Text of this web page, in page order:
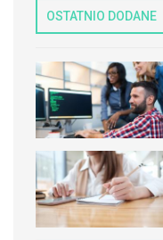
OSTATNIO DODANE